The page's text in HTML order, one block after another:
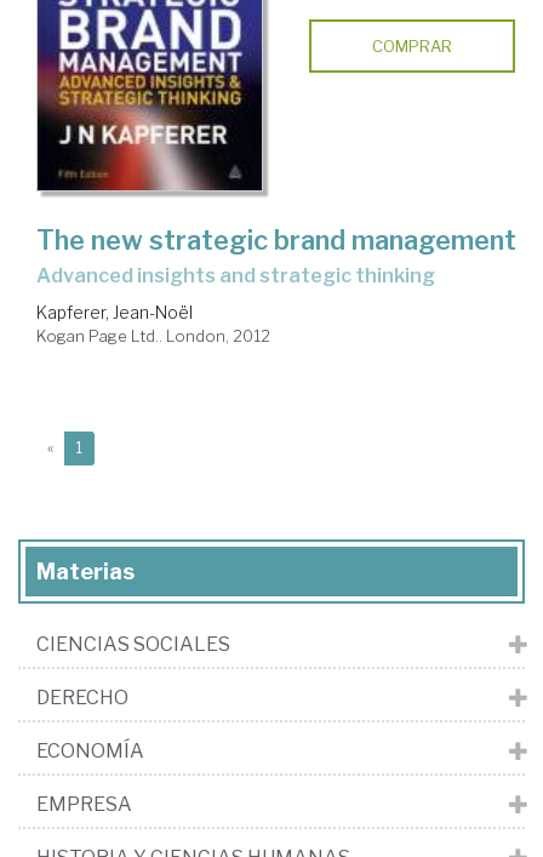
COMPRAR
The new strategic brand management
advanced insights and strategic thinking
Kapferer, Jean-Noël
Kogan Page Ltd.. London, 2012
« 1
Materias
CIENCIAS SOCIALES
DERECHO
ECONOMÍA
EMPRESA